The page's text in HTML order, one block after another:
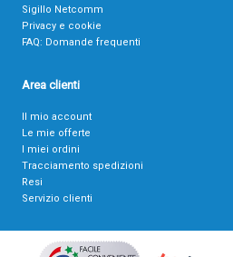
Sigillo Netcomm
Privacy e cookie
FAQ: Domande frequenti
Area clienti
Il mio account
Le mie offerte
I miei ordini
Tracciamento spedizioni
Resi
Servizio clienti